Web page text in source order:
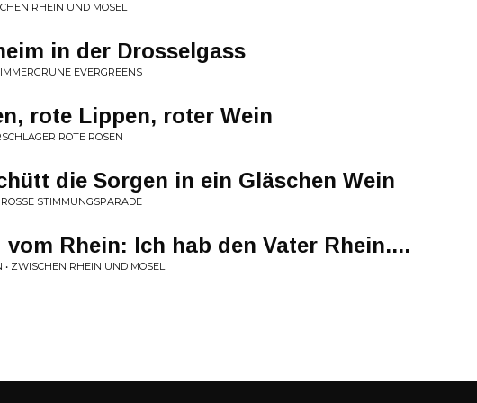
RHEIN UND MOSEL
in der Drosselgass
EVERGREENS
rote Lippen, roter Wein
ROTE ROSEN
die Sorgen in ein Gläschen Wein
STIMMUNGSPARADE
Rhein: Ich hab den Vater Rhein....
• ZWISCHEN RHEIN UND MOSEL